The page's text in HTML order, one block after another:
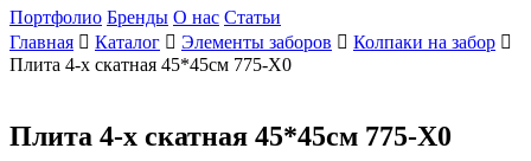
Портфолио Бренды О нас Статьи
Главная
Каталог Элементы заборов
Колпаки на забор
Плита 4-х скатная 45*45см 775-X0
Плита 4-х скатная 45*45см 775-X0